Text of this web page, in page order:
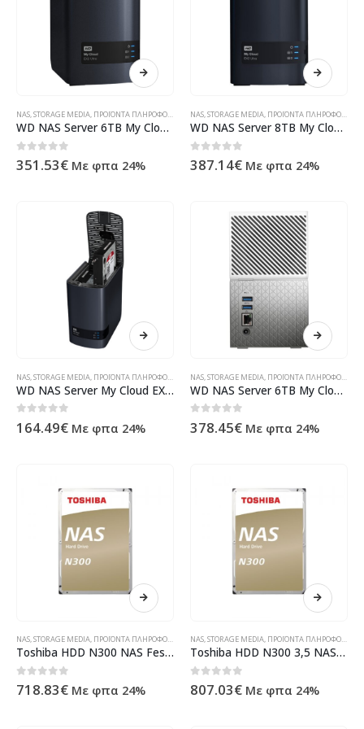
NAS,STORAGE MEDIA, ΠΡΟΪΌΝΤΑ ΠΛΗΡΟΦΟΡΙΚΉΣ - ΚΙΝΗΤΉΣ ΤΗΛΕΦΩΝΊΑΣ - ΗΛΕΚΤΡΟΝΙΚΆ
WD NAS Server 6TB My Cloud EX2 Ultra WDBVBZ0060JCH-EESN
0out of 5
351.53€ Με φπα 24%
NAS,STORAGE MEDIA, ΠΡΟΪΌΝΤΑ ΠΛΗΡΟΦΟΡΙΚΉΣ - ΚΙΝΗΤΉΣ ΤΗΛΕΦΩΝΊΑΣ - ΗΛΕΚΤΡΟΝΙΚΆ
WD NAS Server 8TB My Cloud EX2 Ultra WDBVBZ0080JCH-EESN
0out of 5
387.14€ Με φπα 24%
NAS,STORAGE MEDIA, ΠΡΟΪΌΝΤΑ ΠΛΗΡΟΦΟΡΙΚΉΣ - ΚΙΝΗΤΉΣ ΤΗΛΕΦΩΝΊΑΣ - ΗΛΕΚΤΡΟΝΙΚΆ
WD NAS Server My Cloud EX2 Ultra WDBVBZ0000NCH-EESN
0 out of 5
164.49€ Με φπα 24%
NAS,STORAGE MEDIA, ΠΡΟΪΌΝΤΑ ΠΛΗΡΟΦΟΡΙΚΉΣ - ΚΙΝΗΤΉΣ ΤΗΛΕΦΩΝΊΑΣ - ΗΛΕΚΤΡΟΝΙΚΆ
WD NAS Server 6TB My Cloud Home Duo WDBMUT0060JWT-EESN
0 out of 5
378.45€ Με φπα 24%
NAS,STORAGE MEDIA, ΠΡΟΪΌΝΤΑ ΠΛΗΡΟΦΟΡΙΚΉΣ - ΚΙΝΗΤΉΣ ΤΗΛΕΦΩΝΊΑΣ - ΗΛΕΚΤΡΟΝΙΚΆ
Toshiba HDD N300 NAS Festplatte 3,5 12TB intern HDWG21CUZSVA
0out of 5
718.83€ Με φπα 24%
NAS,STORAGE MEDIA, ΠΡΟΪΌΝΤΑ ΠΛΗΡΟΦΟΡΙΚΉΣ - ΚΙΝΗΤΉΣ ΤΗΛΕΦΩΝΊΑΣ - ΗΛΕΚΤΡΟΝΙΚΆ
Toshiba HDD N300 3,5 NAS Festplatte 14TB intern HDWG21EUZSVA
0out of 5
807.03€ Με φπα 24%